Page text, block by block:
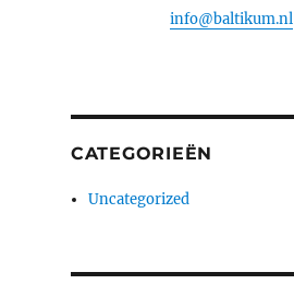
info@baltikum.nl
CATEGORIEËN
Uncategorized